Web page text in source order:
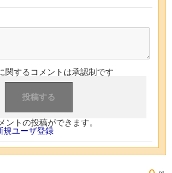
関するコメントは承認制です
ントの投稿ができます。
規ユーザ登録